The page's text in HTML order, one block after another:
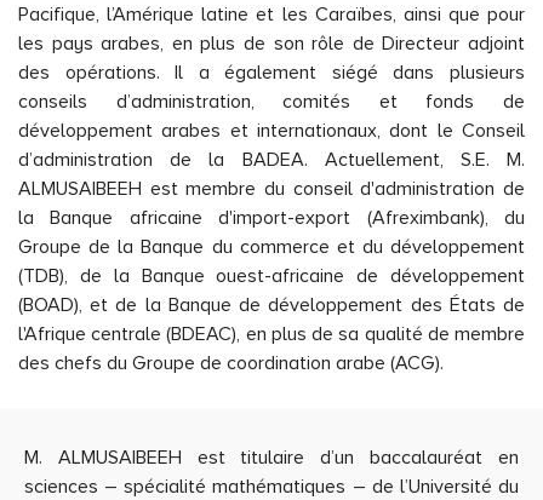
Pacifique, l’Amérique latine et les Caraïbes, ainsi que pour
les pays arabes, en plus de son rôle de Directeur adjoint
des opérations. Il a également siégé dans plusieurs
conseils d’administration, comités et fonds de
développement arabes et internationaux, dont le Conseil
d’administration de la BADEA. Actuellement, S.E. M.
ALMUSAIBEEH est membre du conseil d'administration de
la Banque africaine d'import-export (Afreximbank), du
Groupe de la Banque du commerce et du développement
(TDB), de la Banque ouest-africaine de développement
(BOAD), et de la Banque de développement des États de
l'Afrique centrale (BDEAC), en plus de sa qualité de membre
des chefs du Groupe de coordination arabe (ACG).
M. ALMUSAIBEEH est titulaire d’un baccalauréat en
sciences – spécialité mathématiques – de l’Université du